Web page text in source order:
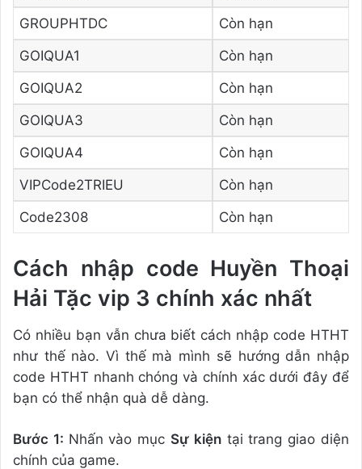
GROUPHTDC
Còn hạn
GOIQUA1
Còn hạn
GOIQUA2
Còn hạn
GOIQUA3
Còn hạn
GOIQUA4
Còn hạn
VIPCode2TRIEU
Còn hạn
Code2308
Còn hạn
Cách nhập code Huyền Thoại
Hải Tặc vip 3 chính xác nhất
Có nhiều bạn vẫn chưa biết cách nhập code HTHT
như thế nào. Vì thế mà mình sẽ hướng dẫn nhập
code HTHT nhanh chóng và chính xác dưới đây để
bạn có thể nhận quà dễ dàng.
Bước 1: Nhấn vào mục Sự kiệntại trang giao diện
chính của game.